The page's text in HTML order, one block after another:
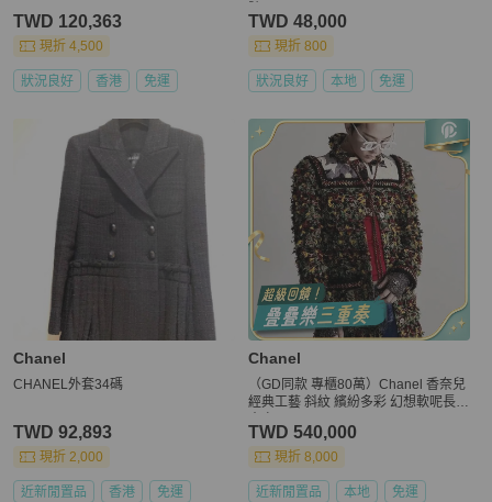
TWD 120,363
現折 4,500
狀況良好 香港 免運
TWD 48,000
現折 800
狀況良好 本地 免運
Chanel
CHANEL外套34碼
TWD 92,893
現折 2,000
近新閒置品 香港 免運
Chanel
（GD同款 專櫃80萬）Chanel 香奈兒
經典工藝 斜紋 繽紛多彩 幻想軟呢長版
TWD 540,000
現折 8,000
近新閒置品 本地 免運